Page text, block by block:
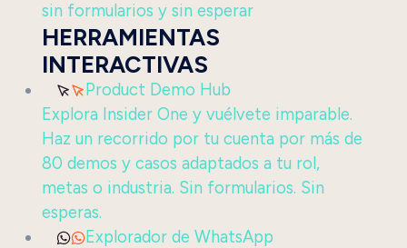
sin formularios y sin esperar
HERRAMIENTAS
INTERACTIVAS
Product Demo Hub
Explora Insider One y vuélvete imparable.
Haz un recorrido por tu cuenta por más de
80 demos y casos adaptados a tu rol,
metas o industria. Sin formularios. Sin
esperas.
Explorador de WhatsApp